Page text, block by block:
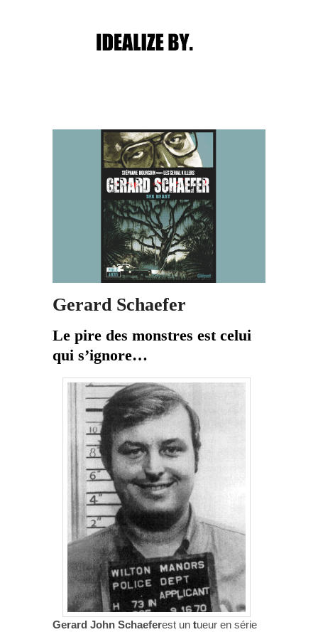
Post navigation
Gerard Schaefer
Le pire des monstres est celui
qui s’ignore…
Gerard John Schaeferest un tueur en série